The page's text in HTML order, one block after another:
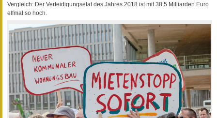
Vergleich: Der Verteidigungsetat des Jahres 2018 ist mit 38,5 Milliarden Euro
elfmal so hoch.